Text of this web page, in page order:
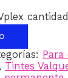
cantidad
, Tintes